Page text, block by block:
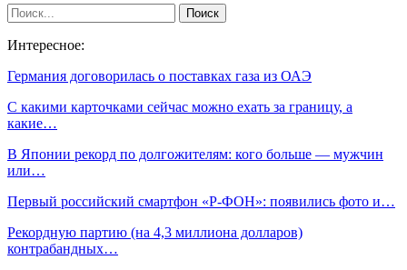
Интересное:
Германия договорилась о поставках газа из ОАЭ
С какими карточками сейчас можно ехать за границу, а
какие…
В Японии рекорд по долгожителям: кого больше — мужчин
или…
Первый российский смартфон «Р-ФОН»: появились фото и…
Рекордную партию (на 4,3 миллиона долларов)
контрабандных…